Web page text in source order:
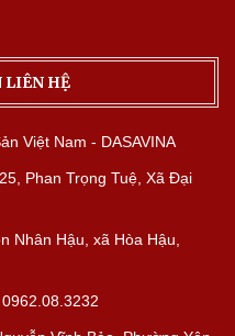
LIÊN HỆ
Việt Nam - DASAVINA
Phan Trọng Tuệ, Xã Đại
Nhân Hậu, xã Hòa Hậu,